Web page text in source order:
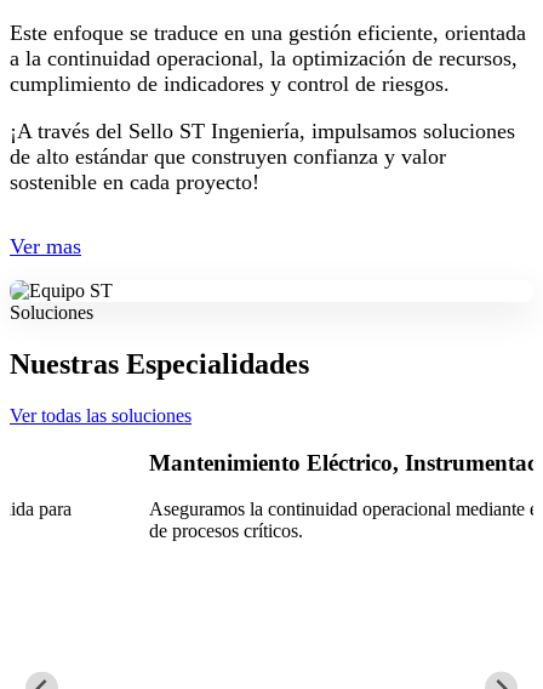
Este enfoque se traduce en una gestión eficiente, orientada
a la continuidad operacional, la optimización de recursos,
cumplimiento de indicadores y control de riesgos.
¡A través del Sello ST Ingeniería, impulsamos soluciones
de alto estándar que construyen confianza y valor
sostenible en cada proyecto!
Ver mas
Soluciones
Nuestras Especialidades
Ver todas las soluciones
Mantenimiento Eléctrico, Instrumentación y Control
Aseguramos la continuidad operacional mediante el control eficiente
de procesos críticos.